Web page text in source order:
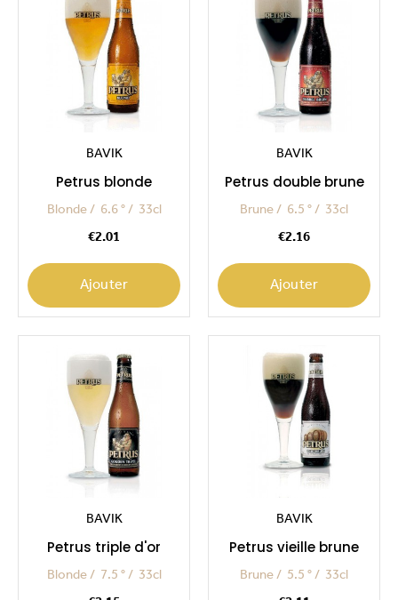
BAVIK
Petrus blonde
Blonde 6.6 ° 33cl
€2.01
Ajouter
BAVIK
Petrus double brune
Brune 6.5 ° 33cl
€2.16
Ajouter
BAVIK
Petrus triple d'or
Blonde 7.5 ° 33cl
BAVIK
Petrus vieille brune
Brune 5.5 ° 33cl